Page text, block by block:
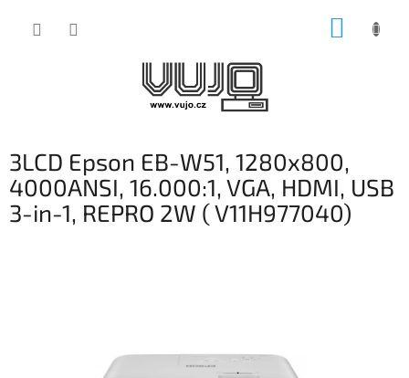
3LCD Epson EB-W51, 1280x800,
4000ANSI, 16.000:1, VGA, HDMI, USB
3-in-1, REPRO 2W ( V11H977040)